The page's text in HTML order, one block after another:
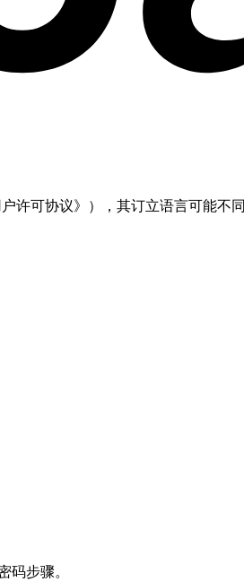
许可协议》），其订立语言可能
码步骤。